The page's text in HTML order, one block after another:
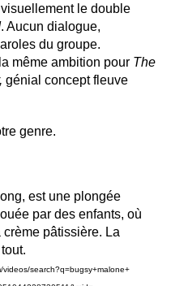
le double
. Aucun dialogue,
du groupe.
même ambition pour The
génial concept fleuve
genre.
est une plongée
par des enfants, où
crème pâtissière. La
videos/search?q=bugsy+malone+